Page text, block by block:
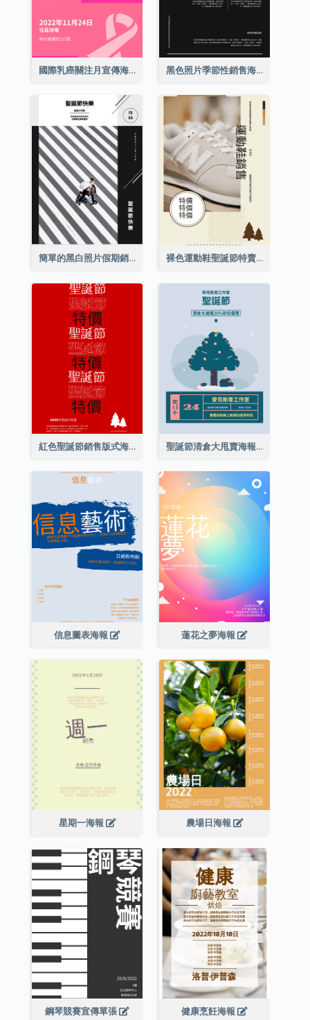
國際乳癌關注月宣傳海報 黑色照片季節性銷售海報
簡單的黑白照片假期銷售海報 裸色運動鞋聖誕節特賣海報
紅色聖誕節銷售版式海報 聖誕節清倉大甩賣海報
信息圖表海報 蓮花之夢海報
星期一海報 農場日海報
鋼琴競賽宣傳單張 健康烹飪海報